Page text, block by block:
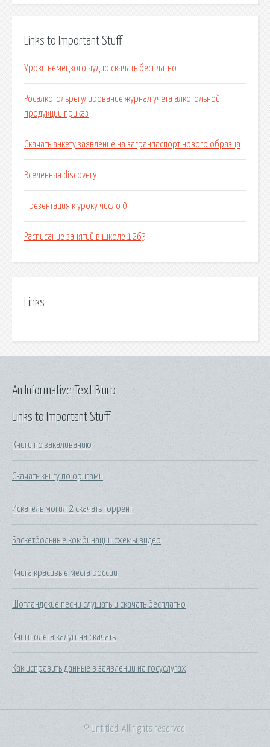
Links to Important Stuff
Уроки немецкого аудио скачать бесплатно
Росалкогольрегулирование журнал учета алкогольной
продукции приказ
Скачать анкету заявление на загранпаспорт нового образца
Вселенная discovery
Презентация к уроку число 0
Расписание занятий в школе 1263
Links
Links to Important Stuff
Книги по закаливанию
Скачать книгу по оригами
Искатель могил 2 скачать торрент
Баскетбольные комбинации схемы видео
Книга красивые места россии
Шотландские песни слушать и скачать бесплатно
Книги олега калугина скачать
Как исправить данные в заявлении на госуслугах
An Informative Text Blurb
© Untitled. All rights reserved.